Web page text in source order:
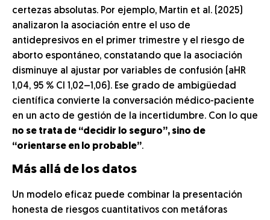
certezas absolutas. Por ejemplo, Martin et al. (2025)
analizaron la asociación entre el uso de
antidepresivos en el primer trimestre y el riesgo de
aborto espontáneo, constatando que la asociación
disminuye al ajustar por variables de confusión (aHR
1,04, 95 % CI 1,02–1,06). Ese grado de ambigüedad
científica convierte la conversación médico-paciente
en un acto de gestión de la incertidumbre. Con lo que
no se trata de “decidir lo seguro”, sino de
“orientarse en lo probable”.
Más allá de los datos
Un modelo eficaz puede combinar la presentación
honesta de riesgos cuantitativos con metáforas